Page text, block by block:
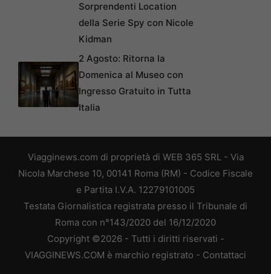
Sorprendenti Location
della Serie Spy con Nicole
Kidman
2 Agosto: Ritorna la
Domenica al Museo con
Ingresso Gratuito in Tutta
Italia
Viagginews.com di proprietà di WEB 365 SRL - Via
Nicola Marchese 10, 00141 Roma (RM) - Codice Fiscale
e Partita I.V.A. 12279101005
Testata Giornalistica registrata presso il Tribunale di
Roma con n°143/2020 del 16/12/2020
Copyright ©2026 - Tutti i diritti riservati -
VIAGGINEWS.COM è marchio registrato - Contattaci